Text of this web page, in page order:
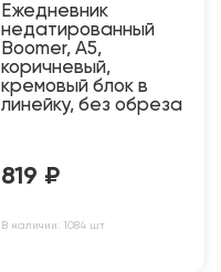
Ежедневник
недатированный
Boomer, А5,
коричневый,
кремовый блок в
линейку, без обреза
819 ₽
В наличии: 1084 шт